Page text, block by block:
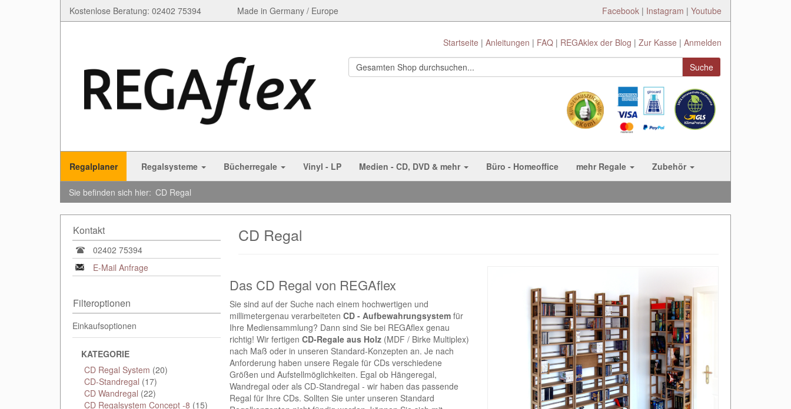
Kostenlose Beratung: 02402 75394 Made in Germany / Europe Facebook | Instagram | Youtube
Startseite Anleitungen FAQ REGAklex der Blog Zur Kasse Anmelden
Suche
Regalplaner Regalsysteme Bücherregale Vinyl - LP Medien - CD, DVD & mehr Büro - Homeoffice mehr Regale Zubehör
Sie befinden sich hier: CD Regal
Kontakt
02402 75394
E-Mail Anfrage
Filteroptionen
Einkaufsoptionen
KATEGORIE
CD Regal System (20)
CD-Standregal (17)
CD Wandregal (22)
CD Regalsystem Concept -8 (15)
CD Regal
Das CD Regal von REGAflex
Sie sind auf der Suche nach einem hochwertigen und
millimetergenau verarbeiteten CD - Aufbewahrungsystem für
Ihre Mediensammlung? Dann sind Sie bei REGAflex genau
richtig! Wir fertigen CD-Regale aus Holz (MDF / Birke Multiplex)
nach Maß oder in unseren Standard-Konzepten an. Je nach
Anforderung haben unsere Regale für CDs verschiedene
Größen und Aufstellmöglichkeiten. Egal ob Hängeregal,
Wandregal oder als CD-Standregal - wir haben das passende
Regal für Ihre CDs. Sollten Sie unter unseren Standard